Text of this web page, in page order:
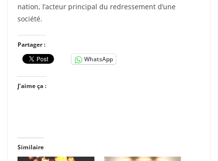
nation, l’acteur principal du redressement d’une
société.
Partager :
WhatsApp
J’aime ça :
Similaire